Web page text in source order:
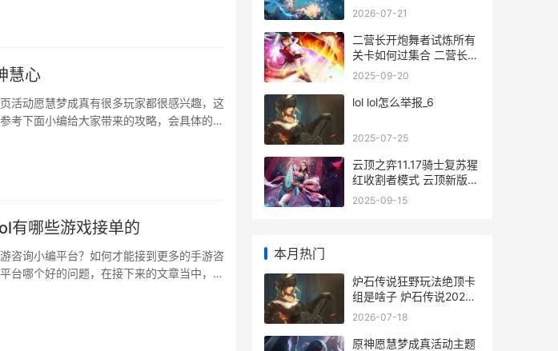
慧心
活动愿慧梦成真有很多玩家都很感兴趣，这
考下面小编给大家带来的攻略，会具体的介
有哪些游戏接单的
咨询小编平台？如何才能接到更多的手游咨
台哪个好的问题，在接下来的文章当中，小
2026-07-21
二营长开炮舞者试炼所有
关卡如何过集合 二营长开
炮下一句
2025-09-20
lol lol怎么举报_6
2025-07-25
云顶之弈11.17骑士复苏猩
红收割者模式 云顶新版本
骑士阵容搭配
2025-09-15
本月热门
炉石传说狂野玩法绝顶卡
组是啥子 炉石传说2020
狂野
2026-07-18
原神愿慧梦成真活动主题